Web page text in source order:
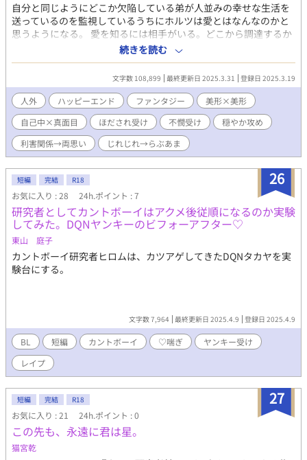
自分と同じようにどこか欠陥している弟が人並みの幸せな生活を
送っているのを監視しているうちにホルツは愛とはなんなのかと
思うようになる。 愛を知るには相手がいる。どこから調達するか
考えた末、殺処分が決定された魔人となった青年メルギスクを引
き取ることにした。 最初こそ恋人だから恋人らしい行動をしてい
たホルツだったが、メルギスクと親しくなるにつれ、メルギスク
に特別な想いを抱くようになっていく。 ※世界観は「狂った愚者
の恋」と同じです。 ※Rシーンがあるページには*がついてます。
※受視点は「理不尽～」攻視点は「恋人は～」となっています。
※前触れもなく残酷描写が入ります。 ホルツ×メルギスク (ファ
ンタジー/研究者×魔人/自己中×真面目/人外/ハッピーエンド/美
形×美形/ほだされ受/穏やか攻/不憫受/利害関係→両思い/じれじ
続きを読む
文字数 108,899 最終更新日 2025.3.31 登録日 2025.3.19
人外 ハッピーエンド ファンタジー
美形×美形
自己中×真面目
ほだされ受け 不憫受け
穏やか攻め
利害関係→両思い
じれじれ→らぶあま
26
短編 完結 R18
お気に入り : 28 24h.ポイント : 7
研究者としてカントボーイはアクメ後従順になるのか実験
してみた。DQNヤンキーのビフォーアフター♡
東山 庭子
カントボーイ研究者ヒロムは、カツアゲしてきたDQNタカヤを実
験台にする。
文字数 7,964 最終更新日 2025.4.9 登録日 2025.4.9
BL 短編 カントボーイ ♡喘ぎ
ヤンキー受け
レイプ
27
短編 完結 R18
お気に入り : 21 24h.ポイント : 0
この先も、永遠に君は星。
猫宮乾